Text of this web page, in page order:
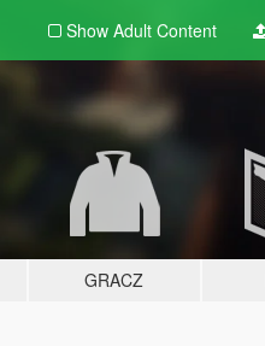
Show Adult Content
GRACZ